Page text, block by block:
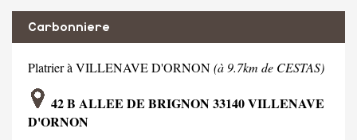
Carbonniere
Platrier à VILLENAVE D'ORNON(à 9.7km de CESTAS)
42 B ALLEE DE BRIGNON 33140 VILLENAVE
D'ORNON